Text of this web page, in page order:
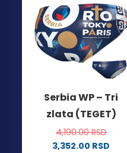
Serbia WP – Tri
zlata (TEGET)
4,190.00RSD
3,352.00 RSD